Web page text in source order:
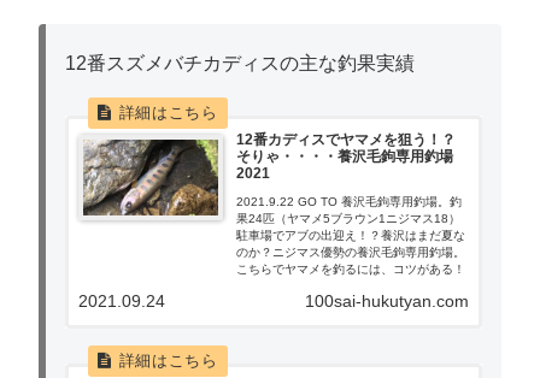
12番スズメバチカディスの主な釣果実績
12番カディスでヤマメを狙う！？
そりゃ・・・・養沢毛鉤専用釣場
2021
2021.9.22 GO TO 養沢毛鉤専用釣場。釣
果24匹（ヤマメ5ブラウン1ニジマス18）
駐車場でアブの出迎え！？養沢はまだ夏な
のか？ニジマス優勢の養沢毛鉤専用釣場。
こちらでヤマメを釣るには、コツがある！
100sai-hukutyan.com
2021.09.24